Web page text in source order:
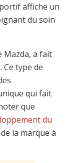
affiche un
du soin
a fait
type de
qui fait
que
du
la marque à